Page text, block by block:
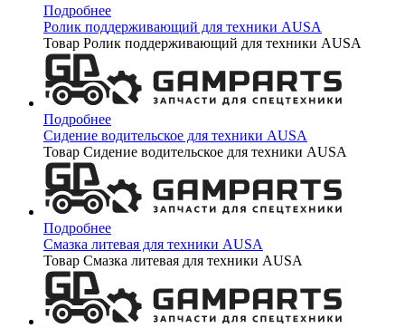
Подробнее
Ролик поддерживающий для техники AUSA
Товар Ролик поддерживающий для техники AUSA
Подробнее
Сидение водительское для техники AUSA
Товар Сидение водительское для техники AUSA
Подробнее
Смазка литевая для техники AUSA
Товар Смазка литевая для техники AUSA